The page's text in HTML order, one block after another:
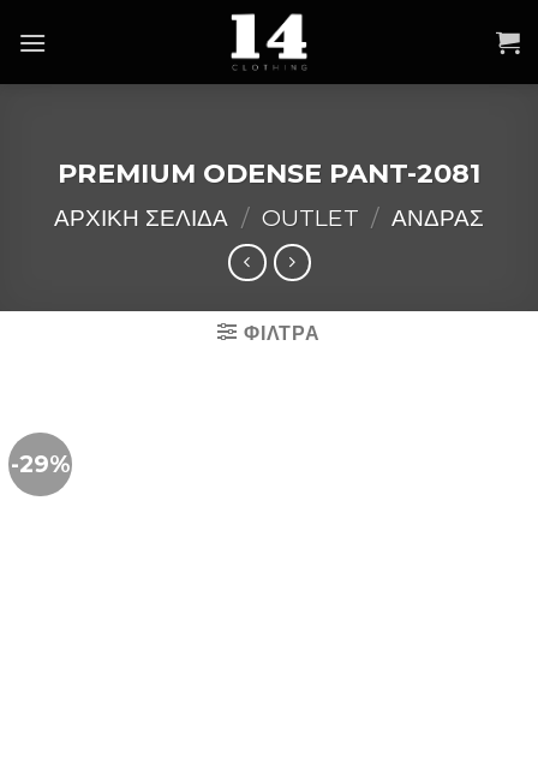
PREMIUM ODENSE PANT-2081
ΑΡΧΙΚΉ ΣΕΛΊΔΑ / OUTLET / ΑΝΔΡΑΣ
ΦΙΛΤΡΑ
-29%